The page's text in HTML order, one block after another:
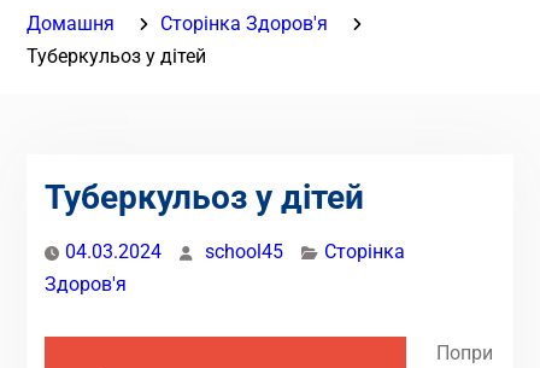
Домашня
Сторінка Здоров'я
Туберкульоз у дітей
Туберкульоз у дітей
04.03.2024 school45
Сторінка
Здоров'я
Попри